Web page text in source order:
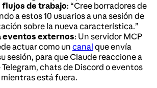
de trabajo: “Cree borradores de
a estos 10 usuarios a una sesión de
sobre la nueva característica.”
eventos externos: Un servidor MCP
actuar como un canal que envía
sesión, para que Claude reaccione a
Telegram, chats de Discord o eventos
está fuera.